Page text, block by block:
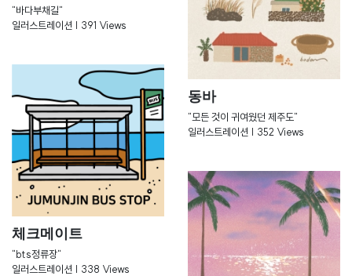
"바다부채길"
일러스트레이션 | 391 Views
체크메이트
"bts정류장"
일러스트레이션 | 338 Views
동바
"모든 것이 귀여웠던 제주도"
일러스트레이션 | 352 Views